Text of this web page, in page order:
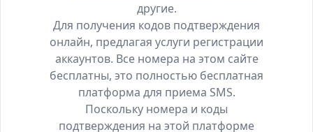
другие.
Для получения кодов подтверждения
онлайн, предлагая услуги регистрации
аккаунтов. Все номера на этом сайте
бесплатны, это полностью бесплатная
платформа для приема SMS.
Поскольку номера и коды
подтверждения на этой платформе